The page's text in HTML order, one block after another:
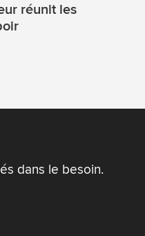
réunit les
dans le besoin.